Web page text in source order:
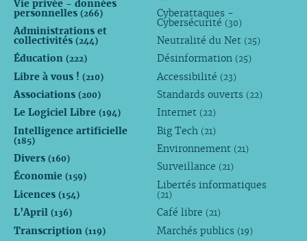
Vie privée - données
personnelles (266)
Administrations et
collectivités (244)
Éducation (222)
Libre à vous ! (210)
Associations (200)
Le Logiciel Libre (194)
Intelligence artificielle
(185)
Divers (160)
Économie (159)
Licences (154)
L’April (136)
Transcription (119)
Cyberattaques -
Cybersécurité (30)
Neutralité du Net (25)
Désinformation (25)
Accessibilité (23)
Standards ouverts (22)
Internet (22)
Big Tech (21)
Environnement (21)
Surveillance (21)
Libertés informatiques
(21)
Café libre (21)
Marchés publics (19)